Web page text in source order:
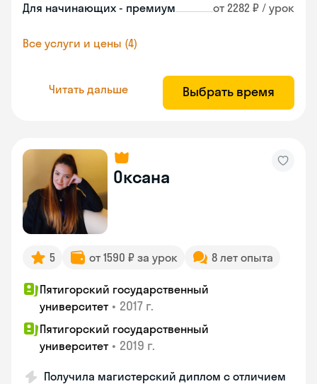
Для начинающих - премиум от 2282 ₽ / урок
Все услуги и цены (4)
Читать дальше Выбрать время
Оксана
5 от 1590 ₽ за урок 8 лет опыта
Пятигорский государственный
университет • 2017 г.
Пятигорский государственный
университет • 2019 г.
Получила магистерский диплом с отличием